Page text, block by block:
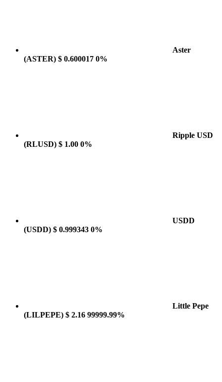
Aster
(ASTER) $ 0.600017 0%
Ripple USD
(RLUSD) $ 1.00 0%
USDD
(USDD) $ 0.999343 0%
Little Pepe
(LILPEPE) $ 2.16 99999.99%